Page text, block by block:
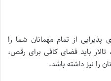
پذیرایی از تمام مهمانان شما را
باید فضای کافی برای رقص،
را نیز داشته باشد.